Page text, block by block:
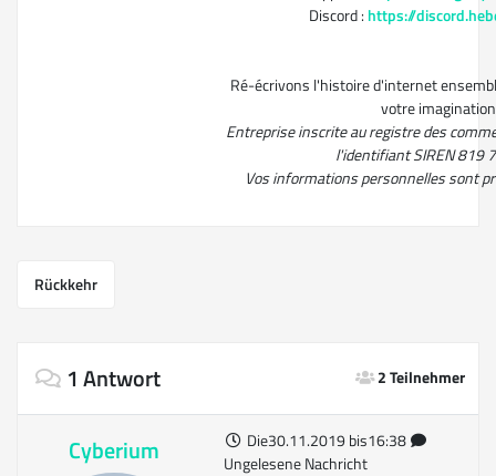
Discord : https://
Ré-écrivons l'histoire d'internet
votre
Entreprise inscrite au registre des
l'identifiant SIREN 819
Vos informations personnelles sont
Rückkehr
2 Teilnehmer
1 Antwort
Cyberium
Die30.11.2019 bis16:38
Ungelesene Nachricht